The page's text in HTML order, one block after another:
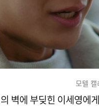
모텔 캘
벽에 부딪힌 이세영에